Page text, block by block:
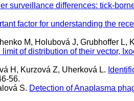
surveillance differences: tick-
factor for understanding the
M, Holubová J, Grubhoffer L,
of distribution of their vector,
H, Kurzová Z, Uherková L.
56.
S. Detection of Anaplasma